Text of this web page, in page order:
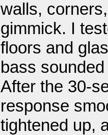
walls,
gimmick. I
floors and
bass
After the 30-
response
tightened up,